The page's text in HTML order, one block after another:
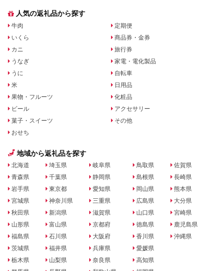
人気の返礼品から探す
牛肉
いくら
カニ
うなぎ
うに
米
果物・フルーツ
ビール
菓子・スイーツ
おせち
定期便
商品券・金券
旅行券
家電・電化製品
自転車
日用品
化粧品
アクセサリー
その他
地域から返礼品を探す
北海道
青森県
岩手県
宮城県
秋田県
山形県
福島県
茨城県
栃木県
埼玉県
千葉県
東京都
神奈川県
新潟県
富山県
石川県
福井県
山梨県
岐阜県
静岡県
愛知県
三重県
滋賀県
京都府
大阪府
兵庫県
奈良県
鳥取県
島根県
岡山県
広島県
山口県
徳島県
香川県
愛媛県
高知県
佐賀県
長崎県
熊本県
大分県
宮崎県
鹿児島県
沖縄県